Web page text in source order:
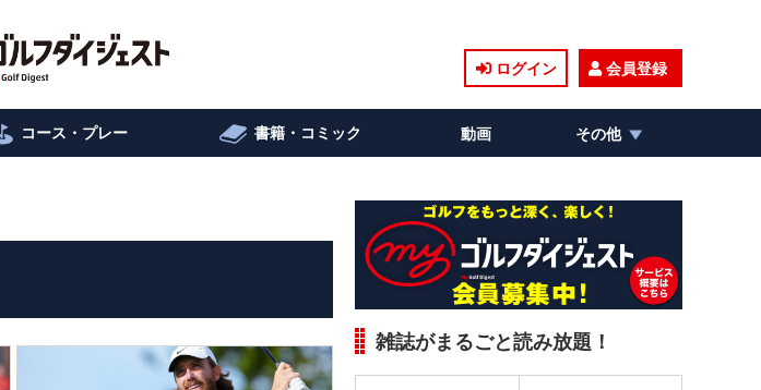
ログイン 会員登録
コース・プレー 書籍・コミック 動画 その他
雑誌がまるごと読み放題！